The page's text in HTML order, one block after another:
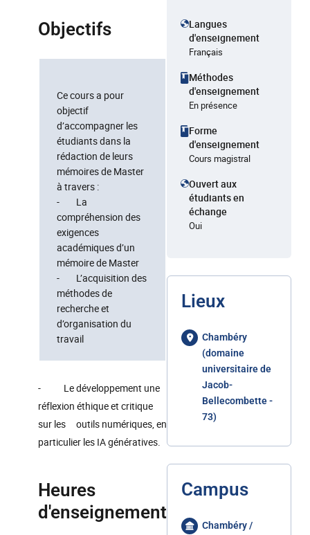
Objectifs
Ce cours a pour
objectif
d’accompagner les
étudiants dans la
rédaction de leurs
mémoires de Master
à travers :
- La
compréhension des
exigences
académiques d’un
mémoire de Master
- L’acquisition des
méthodes de
recherche et
d’organisation du
travail
- Le développement une
réflexion éthique et critique
sur les outils numériques, en
particulier les IA génératives.
Heures
d'enseignement
Langues
d'enseignement
Français
Méthodes
d'enseignement
En présence
Forme
d'enseignement
Cours magistral
Ouvert aux
étudiants en
échange
Oui
Lieux
Chambéry
(domaine
universitaire de
Jacob-
Bellecombette -
73)
Campus
Chambéry /